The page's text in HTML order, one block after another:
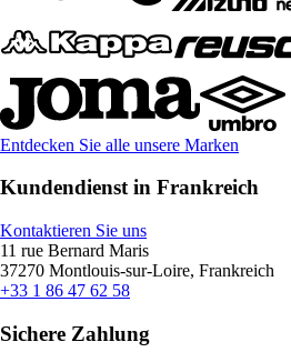
Entdecken Sie alle unsere Marken
Kundendienst in Frankreich
Kontaktieren Sie uns
11 rue Bernard Maris
37270 Montlouis-sur-Loire, Frankreich
+33 1 86 47 62 58
Sichere Zahlung